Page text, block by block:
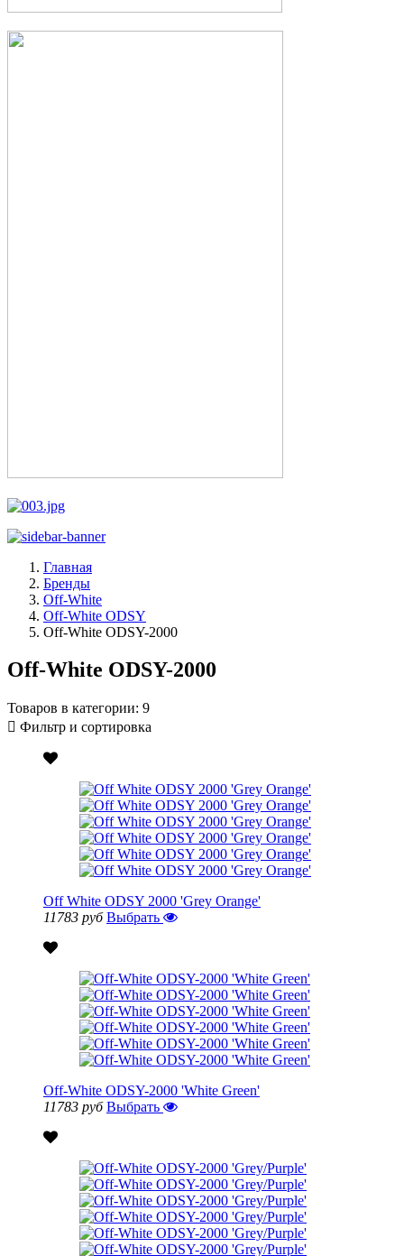
Главная
Бренды
Off-White
Off-White ODSY
Off-White ODSY-2000
Off-White ODSY-2000
Товаров в категории: 9
Фильтр и сортировка
Off White ODSY 2000 'Grey Orange'
11783 руб Выбрать
Off-White ODSY-2000 'White Green'
11783 руб Выбрать